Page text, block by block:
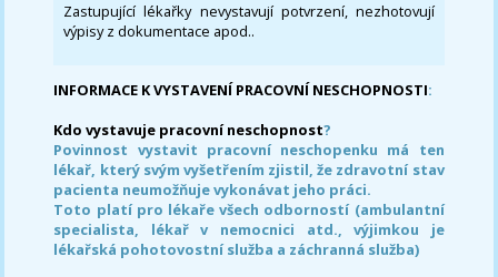
Zastupující lékařky nevystavují potvrzení, nezhotovují
výpisy z dokumentace apod..
INFORMACE K VYSTAVENÍ PRACOVNÍ NESCHOPNOSTI:
Kdo vystavuje pracovní neschopnost?
Povinnost vystavit pracovní neschopenku má ten
lékař, který svým vyšetřením zjistil, že zdravotní stav
pacienta neumožňuje vykonávat jeho práci.
Toto platí pro lékaře všech odborností (ambulantní
specialista, lékař v nemocnici atd., výjimkou je
lékařská pohotovostní služba a záchranná služba)